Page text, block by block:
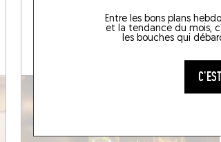
Entre les bons plans
et la tendance du mois,
les bouches qui
Marseille (13006)